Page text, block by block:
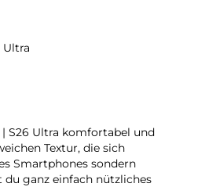
Ultra
S26 Ultra komfortabel und
Textur, die sich
Smartphones sondern
ganz einfach nützliches